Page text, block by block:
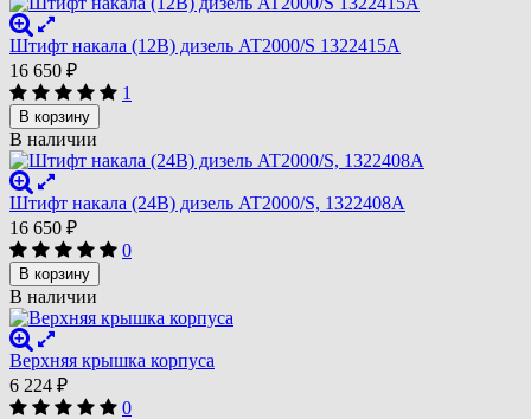
Штифт накала (12В) дизель AT2000/S 1322415A
16 650 ₽
1
В корзину
В наличии
Штифт накала (24В) дизель AT2000/S, 1322408A
16 650 ₽
0
В корзину
В наличии
Верхняя крышка корпуса
6 224 ₽
0